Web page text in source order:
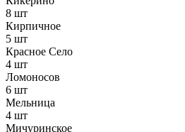
8 шт
Кирпичное
5 шт
Красное Село
4 шт
Ломоносов
6 шт
Мельница
4 шт
Мичуринское